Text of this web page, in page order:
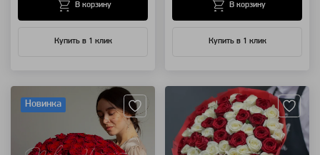
Купить в 1 клик
В корзину
Купить в 1 клик
В корзину
Новинка